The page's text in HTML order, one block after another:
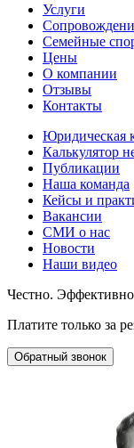
Услуги
Семейные
Цены
О компании
Отзывы
Контакты
Юридическая
Калькулятор
Публикации
Наша команда
Кейсы и
Вакансии
СМИ о нас
Новости
Наши видео
Честно.
Платите только за
Обратный звонок